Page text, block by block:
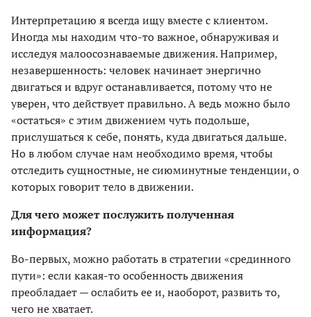
Интерпретацию я всегда ищу вместе с клиентом.
Иногда мы находим что-то важное, обнаруживая и
исследуя малоосознаваемые движения. Например,
незавершенность: человек начинает энергично
двигаться и вдруг останавливается, потому что не
уверен, что действует правильно. А ведь можно было
«остаться» с этим движением чуть подольше,
прислушаться к себе, понять, куда двигаться дальше.
Но в любом случае нам необходимо время, чтобы
отследить сущностные, не сиюминутные тенденции, о
которых говорит тело в движении.
Для чего может послужить полученная
информация?
Во-первых, можно работать в стратегии «срединного
пути»: если какая-то особенность движения
преобладает — ослабить ее и, наоборот, развить то,
чего не хватает.